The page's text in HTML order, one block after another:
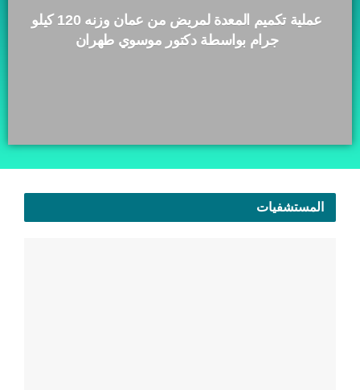
عملية تكميم المعدة لمريض من عمان وزنه 120 كيلو
جرام بواسطة دكتور موسوي طهران
المستشفيات